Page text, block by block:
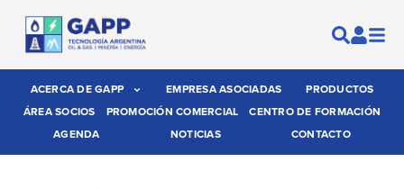
ACERCA DE GAPP EMPRESA ASOCIADAS
PRODUCTOS
ÁREA SOCIOS
PROMOCIÓN COMERCIAL
CENTRO DE FORMACIÓN
AGENDA
NOTICIAS CONTACTO